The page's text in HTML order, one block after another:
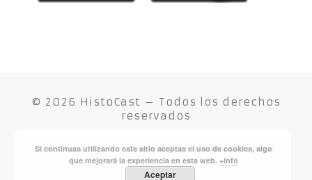
© 2026 HistoCast – Todos los derechos
reservados
Funciona conWP– Diseñado con elTema Customizr
Si continuas utilizando este sitio aceptas el uso de cookies, algo
que mejorará la experiencia en esta web. +info
Aceptar